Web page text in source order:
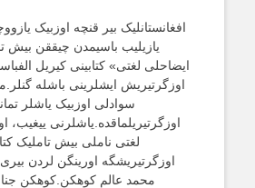
افغانستانلیک بیر قنچه اوزبیک
یازیلیب باسیمدن چیققن بیش
ایضاحلی لغتی» کتابینی کیریل
اوزگرتیریش ایشلرینی باشله
سوادلی اوزبیک یاشلر
اوزگرتیریلماقده.یاشلرنی ییغیب،
لغتی ناملی بیش تاملیک
اوزگرتیریشگه اورینگن لردن
محمد عالم کوهکن.کوهکن